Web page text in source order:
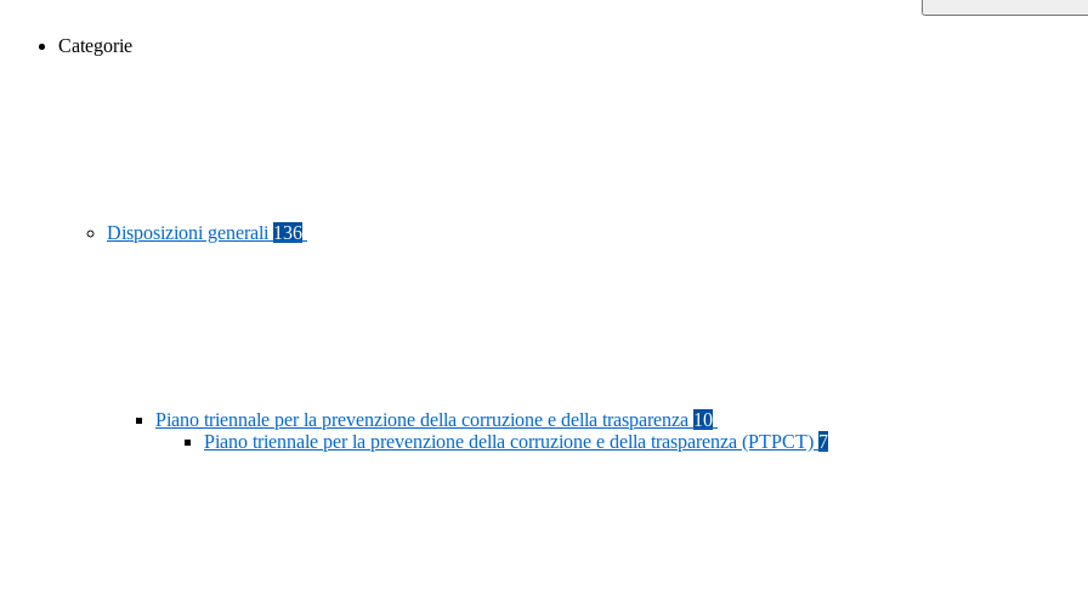
Categorie
Disposizioni generali 136
Piano triennale per la prevenzione della corruzione e della trasparenza 10
Piano triennale per la prevenzione della corruzione e della trasparenza (PTPCT) 7